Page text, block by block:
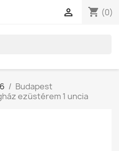
shopping_cart (0)

Budapest
ezüstérem 1 uncia